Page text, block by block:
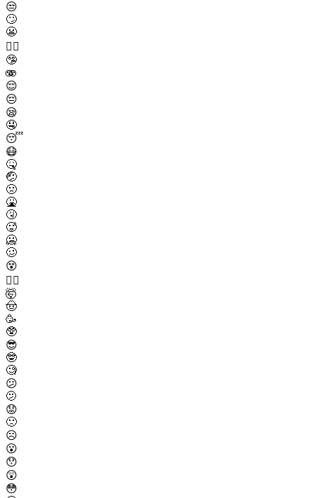
😒
🙄
😬
😮‍💨
🤥
🫨
😌
😔
😪
🤤
😴
😷
🤒
🤕
🤢
🤮
🤧
🥵
🥶
🥴
😵
😵‍💫
🤯
🤠
🥳
🥸
😎
🤓
🧐
😕
🫤
😟
🙁
☹️
😮
😯
😲
😳